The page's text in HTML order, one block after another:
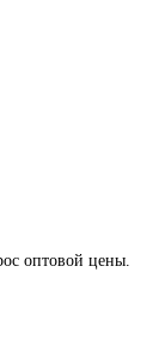
оптовой цены.